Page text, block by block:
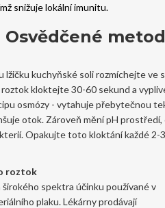
snižuje lokální imunitu.
Osvědčené
lžičku kuchyňské soli rozmíchejte ve
kloktejte 30-60 sekund a
osmózy - vytahuje přebytečnou
otok. Zároveň mění pH prostředí,
Opakujte toto kloktání každé 2-3
roztok
spektra účinku používané v
plaku.Lékárny prodávají